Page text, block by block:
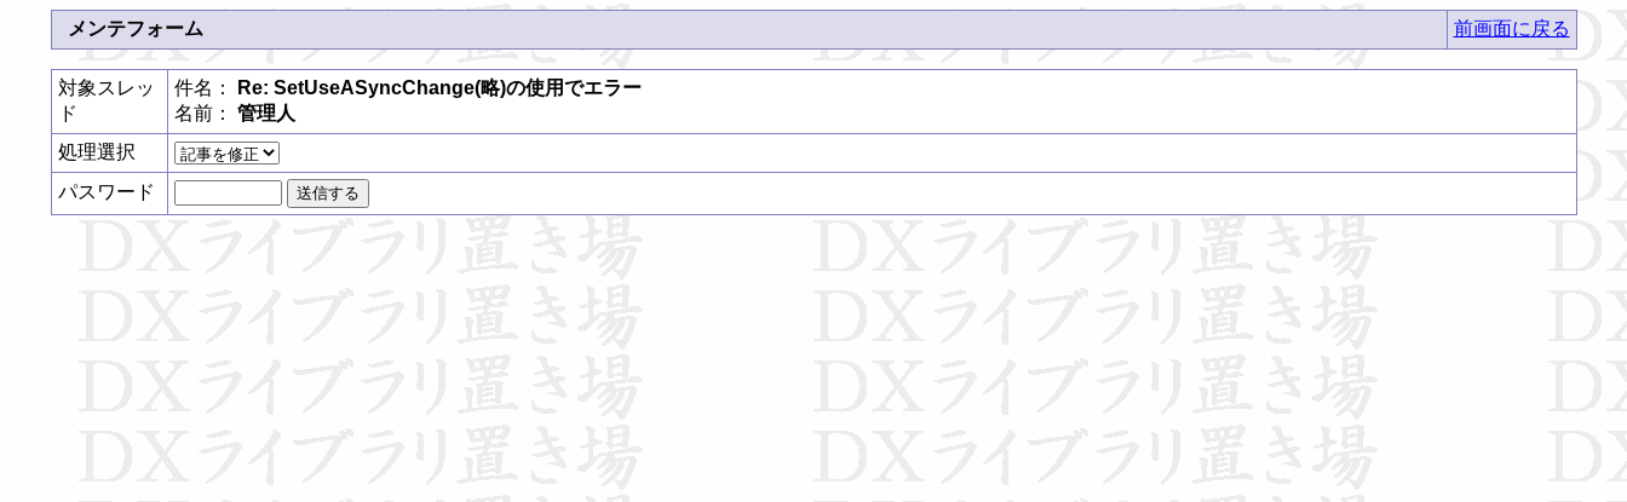
メンテフォーム 前画面に戻る
対象スレッ
ド
件名：
Re: SetUseASyncChange(略)の使用でエラー
名前： 管理人
処理選択
パスワード